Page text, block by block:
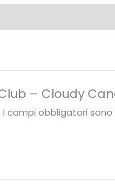
– Cloudy
I campi obbligatori